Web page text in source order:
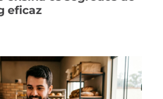
eficaz